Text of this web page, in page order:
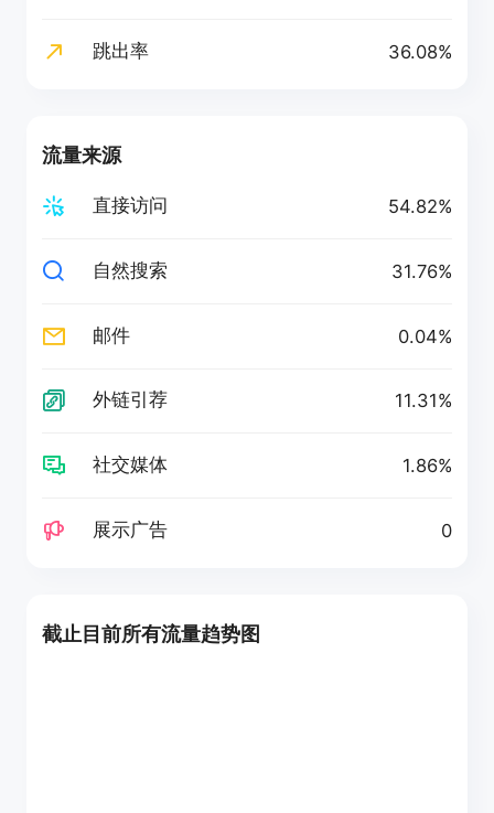
跳出率 36.08%
流量来源
直接访问 54.82%
自然搜索 31.76%
邮件 0.04%
外链引荐 11.31%
社交媒体 1.86%
展示广告 0
截止目前所有流量趋势图